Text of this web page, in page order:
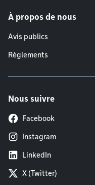
À propos de nous
Avis publics
Règlements
Nous suivre
Facebook
Instagram
LinkedIn
X (Twitter)